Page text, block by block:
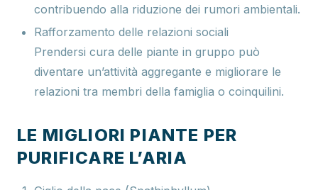
contribuendo alla riduzione dei rumori ambientali.
Rafforzamento delle relazioni sociali
Prendersi cura delle piante in gruppo può
diventare un’attività aggregante e migliorare le
relazioni tra membri della famiglia o coinquilini.
LE MIGLIORI PIANTE PER
PURIFICARE L’ARIA